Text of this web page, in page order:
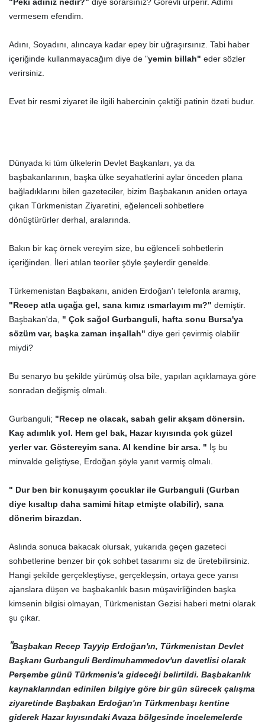
vermesem efendim.
Adını, Soyadını, alıncaya kadar epey bir uğraşırsınız. Tabi haber
içeriğinde kullanmayacağım diye de "yemin billah" eder sözler
verirsiniz.
Evet bir resmi ziyaret ile ilgili habercinin çektiği patinin özeti budur.
Dünyada ki tüm ülkelerin Devlet Başkanları, ya da
başbakanlarının, başka ülke seyahatlerini aylar önceden plana
bağladıklarını bilen gazeteciler, bizim Başbakanın aniden ortaya
çıkan Türkmenistan Ziyaretini, eğelenceli sohbetlere
dönüştürürler derhal, aralarında.
Bakın bir kaç örnek vereyim size, bu eğlenceli sohbetlerin
içeriğinden. İleri atılan teoriler şöyle şeylerdir genelde.
Türkemenistan Başbakanı, aniden Erdoğan'ı telefonla aramış,
"Recep atla uçağa gel, sana kımız ısmarlayım mı?" demiştir.
Başbakan'da, " Çok sağol Gurbanguli, hafta sonu Bursa'ya
sözüm var, başka zaman inşallah" diye geri çevirmiş olabilir
miydi?
Bu senaryo bu şekilde yürümüş olsa bile, yapılan açıklamaya göre
sonradan değişmiş olmalı.
Gurbanguli; "Recep ne olacak, sabah gelir akşam dönersin.
Kaç adımlık yol. Hem gel bak, Hazar kıyısında çok güzel
yerler var. Göstereyim sana. Al kendine bir arsa. " İş bu
minvalde geliştiyse, Erdoğan şöyle yanıt vermiş olmalı.
" Dur ben bir konuşayım çocuklar ile Gurbanguli (Gurban
diye kısaltıp daha samimi hitap etmişte olabilir), sana
dönerim birazdan.
Aslında sonuca bakacak olursak, yukarıda geçen gazeteci
sohbetlerine benzer bir çok sohbet tasarımı siz de üretebilirsiniz.
Hangi şekilde gerçekleştiyse, gerçekleşsin, ortaya gece yarısı
ajanslara düşen ve başbakanlık basın müşavirliğinden başka
kimsenin bilgisi olmayan, Türkmenistan Gezisi haberi metni olarak
şu çıkar.
"Başbakan Recep Tayyip Erdoğan'ın, Türkmenistan Devlet
Başkanı Gurbanguli Berdimuhammedov'un davetlisi olarak
Perşembe günü Türkmenis'a gideceği belirtildi. Başbakanlık
kaynaklarından edinilen bilgiye göre bir gün sürecek çalışma
ziyaretinde Başbakan Erdoğan'ın Türkmenbaşı kentine
giderek Hazar kıyısındaki Avaza bölgesinde incelemelerde